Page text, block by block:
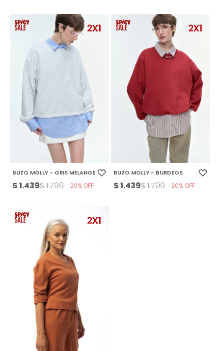
BUZO MOLLY - GRIS MELANGE
$1.439$1.799 20
BUZO MOLLY - BURDEOS
$1.439$1.799 20